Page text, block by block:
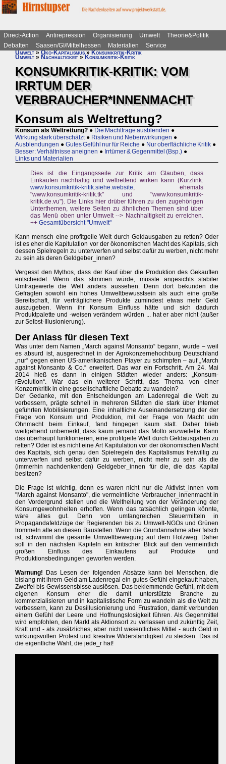
Direct-Action Antirepression Organisierung Umwelt
Theorie&Politik
Debatten
Saasen/GI/Mittelhessen Materialien
Service
Umwelt»Öko-Kapitalismus»Konsumkritik-Kritik
Umwelt » Nachhaltigkeit » Konsumkritik-Kritik
KONSUMKRITIK-KRITIK: VOM
IRRTUM DER
VERBRAUCHER*INNENMACHT
Konsum als Weltrettung?
Konsum als Weltrettung? ● Die Machtfrage ausblenden ●
Wirkung stark überschätzt ● Risiken und Nebenwirkungen ●
Ausblendungen ● Gutes Gefühl nur für Reiche ● Nur oberflächliche Kritik ●
Besser: Verhältnisse aneignen ● Irrtümer & Gegenmittel (Bsp.) ●
Links und Materialien
Dies ist die Eingangsseite zur Kritik am Glauben, dass
Einkaufen nachhaltig und weltrettend wirken kann (Kurzlink:
www.konsumkritik-kritik.siehe.website, ehemals
"www.konsumkritik-kritik.tk" und "www.konsumkritik-
kritik.de.vu"). Die Links hier drüber führen zu den zugehörigen
Unterthemen, weitere Seiten zu ähnlichen Themen sind über
das Menü oben unter Umwelt --> Nachhaltigkeit zu erreichen.
++ Gesamtübersicht "Umwelt"
Kann mensch eine profitgeile Welt durch Geldausgaben zu retten? Oder
ist es eher die Kapitulation vor der ökonomischen Macht des Kapitals, sich
dessen Spielregeln zu unterwerfen und selbst dafür zu werben, nicht mehr
zu sein als deren Geldgeber_innen?
Vergesst den Mythos, dass der Kauf über die Produktion des Gekauften
entscheidet. Wenn das stimmen würde, müsste angesichts stabiler
Umfragewerte die Welt anders aussehen. Denn dort bekunden die
Gefragten sowohl ein hohes Umweltbewusstsein als auch eine große
Bereitschaft, für verträglichere Produkte zumindest etwas mehr Geld
auszugeben. Wenn ihr Konsum Einfluss hätte und sich dadurch
Produktpalette und -weisen verändern würden ... hat er aber nicht (außer
zur Selbst-Illusionierung).
Der Anlass für diesen Text
Was unter dem Namen „March against Monsanto“ begann, wurde – weil
es absurd ist, ausgerechnet in der Agrokonzernehochburg Deutschland
„nur“ gegen einen US-amerikanischen Player zu schimpfen – auf „March
against Monsanto & Co.“ erweitert. Das war ein Fortschritt. Am 24. Mai
2014 hieß es dann in einigen Städten wieder anders: „Konsum-
rEvolution“. War das ein weiterer Schritt, das Thema von einer
Konzernkritik in eine gesellschaftliche Debatte zu wandeln?
Der Gedanke, mit den Entscheidungen am Ladenregal die Welt zu
verbessern, prägte schnell in mehreren Städten die stark über Internet
geführten Mobilisierungen. Eine inhaltliche Auseinandersetzung der der
Frage von Konsum und Produktion, mit der Frage von Macht udn
Ohnmacht beim Einkauf, fand hingegen kaum statt. Daher blieb
weitgehend unbemerkt, dass kaum jemand das Motto anzweifelte: Kann
das überhaupt funktionieren, eine profitgeile Welt durch Geldausgaben zu
retten? Oder ist es nicht eine Art Kapitulation vor der ökonomischen Macht
des Kapitals, sich genau den Spielregeln des Kapitalismus freiwillig zu
unterwerfen und selbst dafür zu werben, nicht mehr zu sein als die
(immerhin nachdenkenden) Geldgeber_innen für die, die das Kapital
besitzen?
Die Frage ist wichtig, denn es waren nicht nur die Aktivist_innen vom
"March against Monsanto", die vermeintliche Verbraucher_innenmacht in
den Vordergrund stellen und die Weltheilung von der Veränderung der
Konsumgewohnheiten erhoffen. Wenn das tatsächlich gelingen könnte,
wäre alles gut. Denn von umfangreichen Steuermitteln in
Propagandafeldzüge der Regierenden bis zu Umwelt-NGOs und Grünen
trommeln alle an diesen Baustellen. Wenn die Grundannahme aber falsch
ist, schwimmt die gesamte Umweltbewegung auf dem Holzweg. Daher
soll in den nächsten Kapiteln ein kritischer Blick auf den vermeintlich
großen Einfluss des Einkaufens auf Produkte und
Produktionsbedingungen geworfen werden.
Warnung! Das Lesen der folgenden Absätze kann bei Menschen, die
bislang mit ihrem Geld am Ladenregal ein gutes Gefühl eingekauft haben,
Zweifel bis Gewissensbisse auslösen. Das beklemmende Gefühl, mit dem
eigenen Konsum eher die damit unterstützte Branche zu
kommerzialisieren und in kapitalistische Form zu wandeln als die Welt zu
verbessern, kann zu Desillusionierung und Frustration, damit verbunden
einem Gefühl der Leere und Hoffnungslosigkeit führen. Als Gegenmittel
wird empfohlen, den Markt als Aktionsort zu verlassen und zukünftig Zeit,
Kraft und - als zusätzliches, aber nicht wesentliches Mittel - auch Geld in
wirkungsvollen Protest und kreative Widerständigkeit zu stecken. Das ist
die eigentliche Wahl, die jede_r hat!